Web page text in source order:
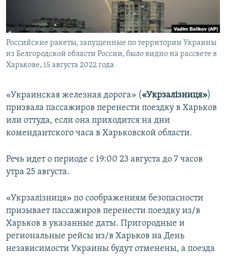
КРЫМ.НЕПОКОРЕННЫЙ
ELIFBE
УКРАИНСКАЯ ПРОБЛЕМА КРЫМА
Российские ракеты, запущенные по территории Украины
из Белгородской области России, было видно на рассвете в
Харькове, 15 августа 2022 года
«Украинская железная дорога» («Укрзалізниця»)
призвала пассажиров перенести поездку в Харьков
или оттуда, если она приходится на дни
комендантского часа в Харьковской области.
Речь идет о периоде с 19:00 23 августа до 7 часов
утра 25 августа.
«Укрзалізниця» по соображениям безопасности
призывает пассажиров перенести поездку из/в
Харьков в указанные даты. Пригородные и
региональные рейсы из/в Харьков на День
независимости Украины будут отменены, а поезда